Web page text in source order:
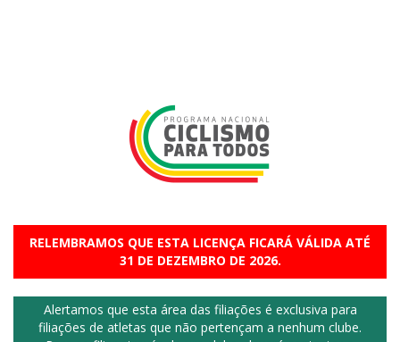
RELEMBRAMOS QUE ESTA LICENÇA FICARÁ VÁLIDA ATÉ
31 DE DEZEMBRO DE 2026.
Alertamos que esta área das filiações é exclusiva para
filiações de atletas que não pertençam a nenhum clube.